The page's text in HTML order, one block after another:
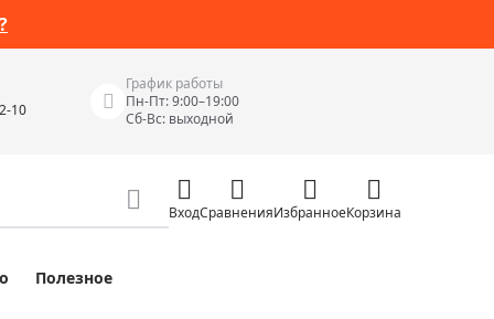
10
График работы
Пн-Пт: 9:00–19:00
Сб-Вс: выходной
Измерительные инструменты
ВходСравненияИзбранноеКорзина
Полезное